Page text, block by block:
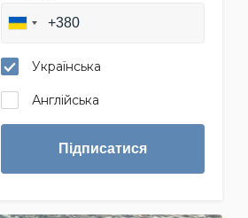
Українська
Англійська
Підписатися